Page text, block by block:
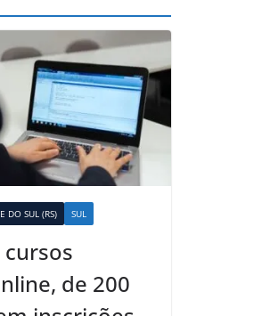
DO SUL (RS) SUL
cursos
de 200